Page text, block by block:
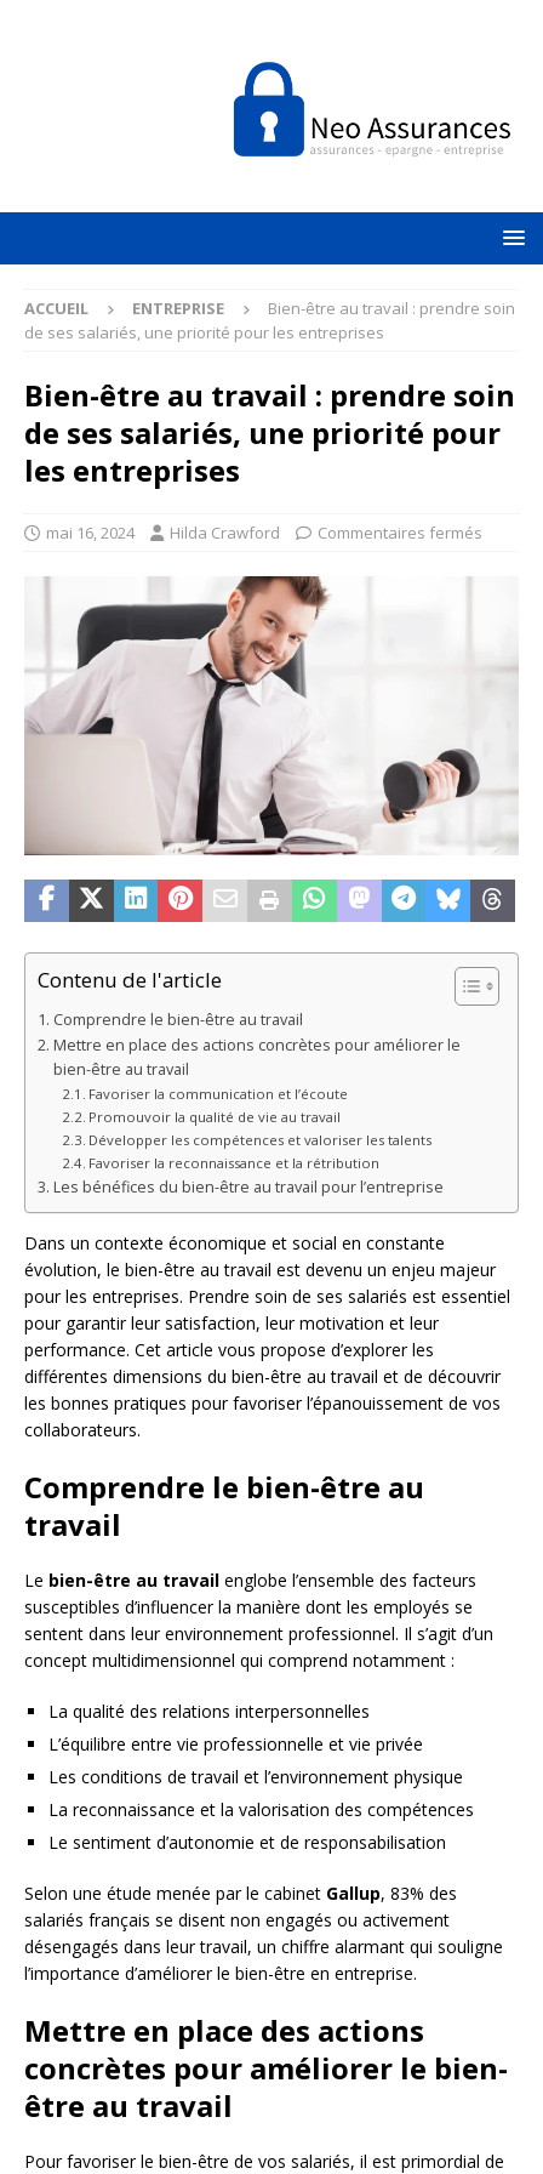
ACCUEIL ENTREPRISE
Bien-être au travail : prendre soin
de ses salariés, une priorité pour les entreprises
Bien-être au travail : prendre soin
de ses salariés, une priorité pour
les entreprises
mai 16, 2024 Hilda Crawford Commentaires fermés
Contenu de l'article
Comprendre le bien-être au travail
Mettre en place des actions concrètes pour améliorer le
bien-être au travail
Favoriser la communication et l’écoute
Promouvoir la qualité de vie au travail
Développer les compétences et valoriser les talents
Favoriser la reconnaissance et la rétribution
Les bénéfices du bien-être au travail pour l’entreprise
Dans un contexte économique et social en constante
évolution, le bien-être au travail est devenu un enjeu majeur
pour les entreprises. Prendre soin de ses salariés est essentiel
pour garantir leur satisfaction, leur motivation et leur
performance. Cet article vous propose d’explorer les
différentes dimensions du bien-être au travail et de découvrir
les bonnes pratiques pour favoriser l’épanouissement de vos
collaborateurs.
Comprendre le bien-être au
travail
Le bien-être au travail englobe l’ensemble des facteurs
susceptibles d’influencer la manière dont les employés se
sentent dans leur environnement professionnel. Il s’agit d’un
concept multidimensionnel qui comprend notamment :
La qualité des relations interpersonnelles
L’équilibre entre vie professionnelle et vie privée
Les conditions de travail et l’environnement physique
La reconnaissance et la valorisation des compétences
Le sentiment d’autonomie et de responsabilisation
Selon une étude menée par le cabinet Gallup, 83% des
salariés français se disent non engagés ou activement
désengagés dans leur travail, un chiffre alarmant qui souligne
l’importance d’améliorer le bien-être en entreprise.
Mettre en place des actions
concrètes pour améliorer le bien-
être au travail
Pour favoriser le bien-être de vos salariés, il est primordial de